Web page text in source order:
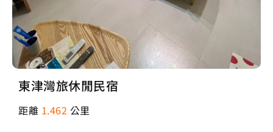
東津灣旅休閒民宿
距離 1.462 公里